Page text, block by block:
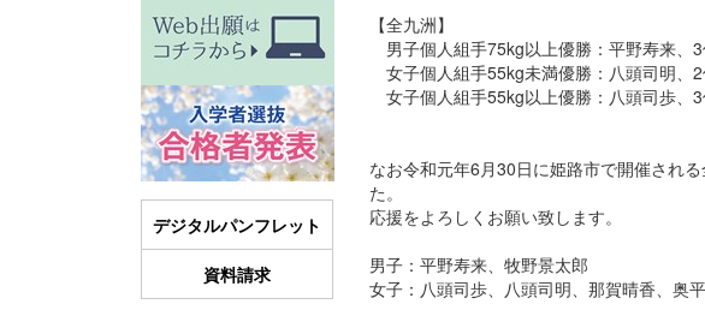
デジタルパンフレット
資料請求
【全九洲】
男子個人組手75kg以上優勝：平野寿来、
女子個人組手55kg未満優勝：八頭司明、
女子個人組手55kg以上優勝：八頭司歩、
なお令和元年6月30日に姫路市で開催され
た。
応援をよろしくお願い致します。
男子：平野寿来、牧野景太郎
女子：八頭司歩、八頭司明、那賀晴香、奥